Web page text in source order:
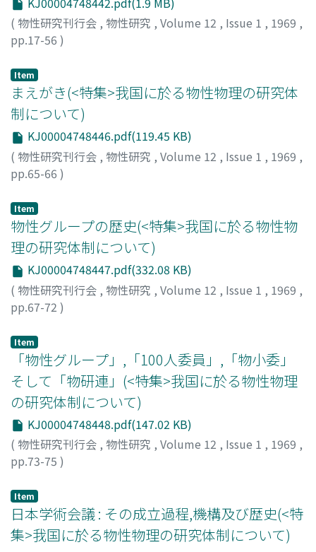
( 物性研究刊行会 , 物性研究 , Volume 12 , Issue 1 , 1969 ,
pp.17-56 )
Item
まえがき(<特集>我国に於る物性物理の研究体
制について)
KJ00004748446.pdf(119.45 KB)
( 物性研究刊行会 , 物性研究 , Volume 12 , Issue 1 , 1969 ,
pp.65-66 )
Item
物性グループの歴史(<特集>我国に於る物性物
理の研究体制について)
KJ00004748447.pdf(332.08 KB)
( 物性研究刊行会 , 物性研究 , Volume 12 , Issue 1 , 1969 ,
pp.67-72 )
Item
「物性グループ」,「100人委員」,「物小委」
そして「物研連」(<特集>我国に於る物性物理
の研究体制について)
KJ00004748448.pdf(147.02 KB)
( 物性研究刊行会 , 物性研究 , Volume 12 , Issue 1 , 1969 ,
pp.73-75 )
Item
日本学術会議 : その成立過程,機構及び歴史(<特
集>我国に於る物性物理の研究体制について)